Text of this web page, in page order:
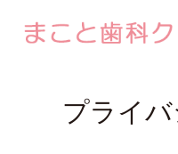
プライ